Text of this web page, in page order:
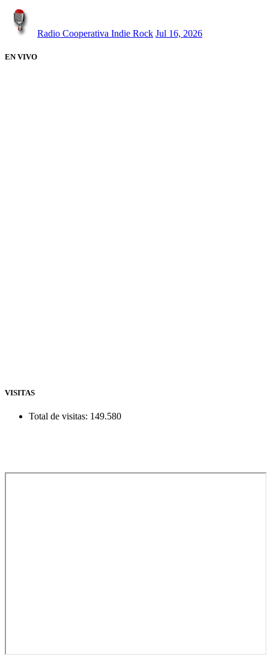
Radio Cooperativa Indie Rock Jul 16, 2026
EN VIVO
VISITAS
Total de visitas: 149.580